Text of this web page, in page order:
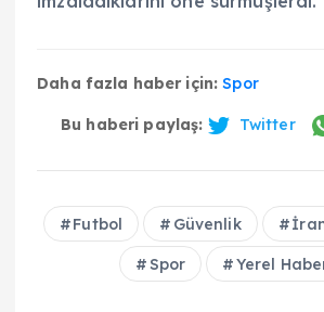
Daha fazla haber için: Spor
Bu haberi paylaş: Twitter
Futbol Güvenlik
Spor Yerel